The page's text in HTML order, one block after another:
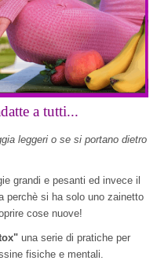
a tutti...
leggeri o se si portano dietro
grandi e pesanti ed invece il
perchè si ha solo uno zainetto
cose nuove!
una serie di pratiche per
fisiche e mentali.